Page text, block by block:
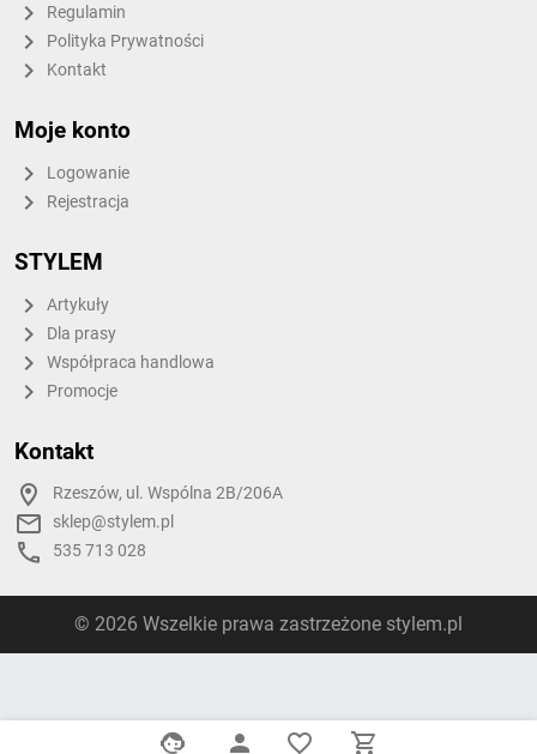
Regulamin
Polityka Prywatności
Kontakt
Moje konto
Logowanie
Rejestracja
STYLEM
Artykuły
Dla prasy
Współpraca handlowa
Promocje
Kontakt
Rzeszów, ul. Wspólna 2B/206A
sklep@stylem.pl
535 713 028
© 2026 Wszelkie prawa zastrzeżone stylem.pl